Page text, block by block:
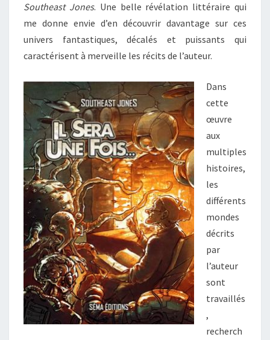
Southeast Jones. Une belle révélation littéraire qui
me donne envie d’en découvrir davantage sur ces
univers fantastiques, décalés et puissants qui
caractérisent à merveille les récits de l’auteur.
Dans
cette
œuvre
aux
multiples
histoires,
les
différents
mondes
décrits
par
l’auteur
sont
travaillés
,
recherch